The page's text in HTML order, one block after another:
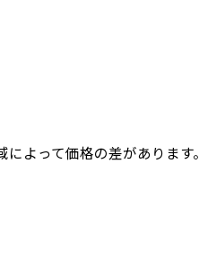
よって価格の差があります。